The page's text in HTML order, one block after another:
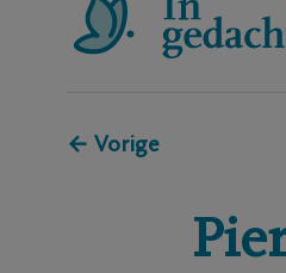
← Vorige